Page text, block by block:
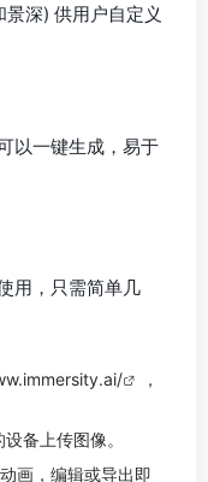
深) 供用户自定义
以一键生成，易于
用，只需简单几
，
备上传图像。
画，编辑或导出即